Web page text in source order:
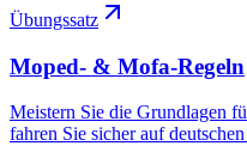
Übungssatz
Moped- & Mofa-Regeln
Meistern Sie die Grundlagen
fahren Sie sicher auf